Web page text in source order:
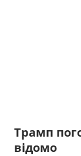
Трамп
відомо